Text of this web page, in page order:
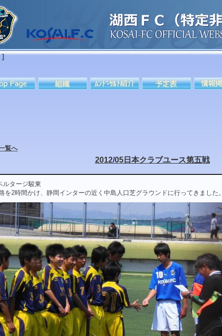
]
覧へ
2012/05日本クラブユース第五戦
ルタージ駿東
を2時間かけ、静岡インターの近く中島人口芝グラウンドに行ってきました。